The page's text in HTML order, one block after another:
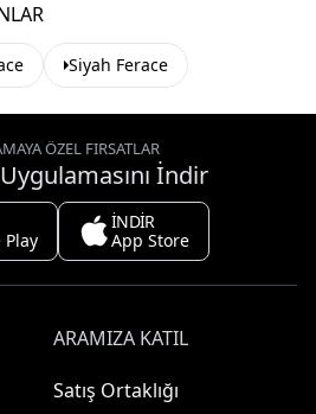
Siyah Ferace
ÖZEL FIRSATLAR
İndir
Play
İNDİR
App Store
ARAMIZA KATIL
Satış Ortaklığı